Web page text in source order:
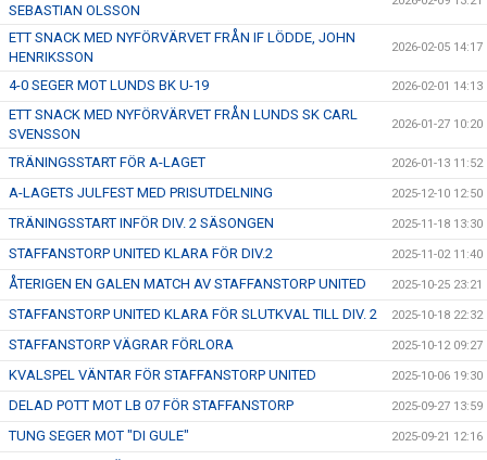
SEBASTIAN OLSSON
ETT SNACK MED NYFÖRVÄRVET FRÅN IF LÖDDE, JOHN
HENRIKSSON
2026-02-05 14:17
4-0 SEGER MOT LUNDS BK U-19 2026-02-01 14:13
ETT SNACK MED NYFÖRVÄRVET FRÅN LUNDS SK CARL
SVENSSON
2026-01-27 10:20
TRÄNINGSSTART FÖR A-LAGET 2026-01-13 11:52
A-LAGETS JULFEST MED PRISUTDELNING 2025-12-10 12:50
TRÄNINGSSTART INFÖR DIV. 2 SÄSONGEN 2025-11-18 13:30
STAFFANSTORP UNITED KLARA FÖR DIV.2 2025-11-02 11:40
ÅTERIGEN EN GALEN MATCH AV STAFFANSTORP UNITED 2025-10-25 23:21
STAFFANSTORP UNITED KLARA FÖR SLUTKVAL TILL DIV. 2 2025-10-18 22:32
STAFFANSTORP VÄGRAR FÖRLORA 2025-10-12 09:27
KVALSPEL VÄNTAR FÖR STAFFANSTORP UNITED 2025-10-06 19:30
DELAD POTT MOT LB 07 FÖR STAFFANSTORP 2025-09-27 13:59
TUNG SEGER MOT "DI GULE" 2025-09-21 12:16